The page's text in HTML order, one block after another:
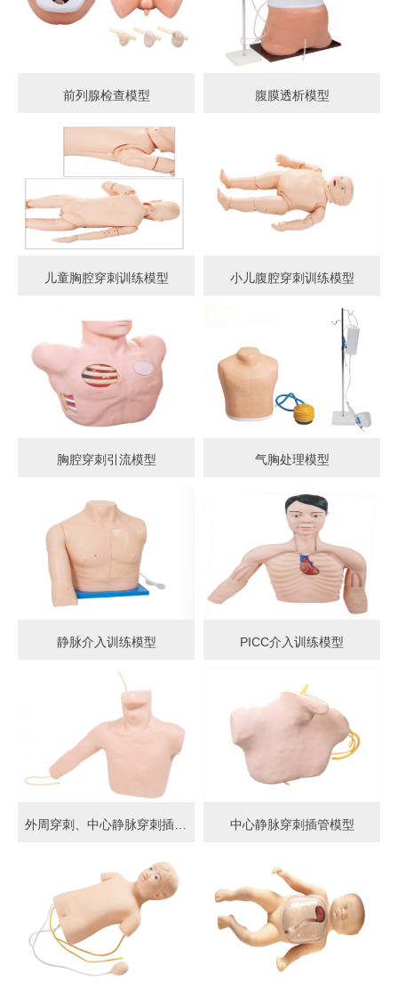
前列腺检查模型 腹膜透析模型
儿童胸腔穿刺训练模型 小儿腹腔穿刺训练模型
胸腔穿刺引流模型 气胸处理模型
静脉介入训练模型 PICC介入训练模型
外周穿刺、中心静脉穿刺插管模型 中心静脉穿刺插管模型